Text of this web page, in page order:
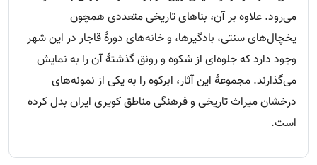
می‌رود. علاوه بر آن، بناهای تاریخی متعددی همچون
یخچال‌های سنتی، بادگیرها، و خانه‌های دورهٔ قاجار در این شهر
وجود دارد که جلوه‌ای از شکوه و رونق گذشتهٔ آن را به نمایش
می‌گذارند. مجموعهٔ این آثار، ابرکوه را به یکی از نمونه‌های
درخشان میراث تاریخی و فرهنگی مناطق کویری ایران بدل کرده
است.